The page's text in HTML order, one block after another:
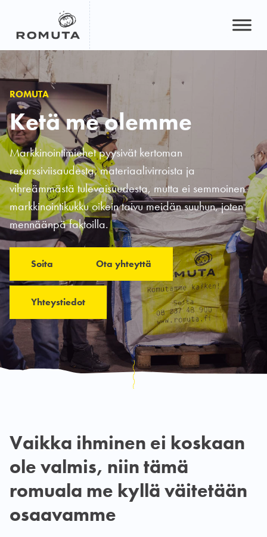
ROMUTA
Ketä me olemme
Markkinointimiehet pyysivät kertoman
resurssiviisaudesta, materiaalivirroista ja
vihreämmästä tulevaisuudesta, mutta ei semmoinen
markkinointikukku oikein taivu meidän suuhun, joten
mennäänpä faktoilla.
Soita Ota yhteyttä
Yhteystiedot
Vaikka ihminen ei koskaan
ole valmis, niin tämä
romuala me kyllä väitetään
osaavamme